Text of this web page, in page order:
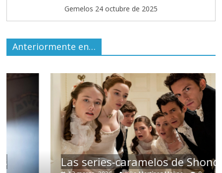
Gemelos 24 octubre de 2025
Anteriormente en…
Las series-caramelos de Shondaland